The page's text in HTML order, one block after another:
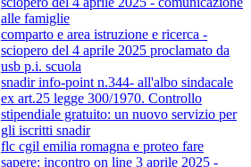
alle famiglie
comparto e area istruzione e ricerca -
sciopero del 4 aprile 2025 proclamato da
usb p.i. scuola
snadir info-point n.344- all'albo sindacale
ex art.25 legge 300/1970. Controllo
stipendiale gratuito: un nuovo servizio per
gli iscritti snadir
flc cgil emilia romagna e proteo fare
sapere: incontro on line 3 aprile 2025 -